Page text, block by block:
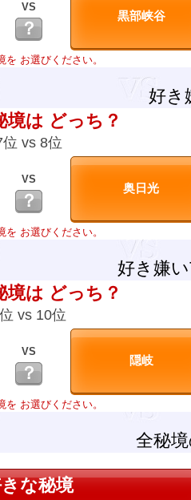
VS
？
を お選びください。
好き
境は どっち？
位 vs 8位
VS
？
を お選びください。
好き嫌
境は どっち？
vs 10位
VS
？
を お選びください。
全秘
な秘境